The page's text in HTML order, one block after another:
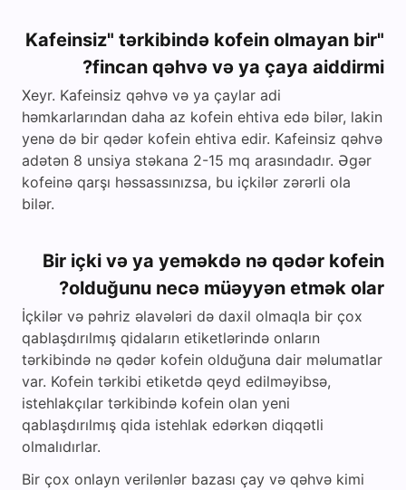
"Kafeinsiz" tərkibində kofein olmayan bir
fincan qəhvə və ya çaya aiddirmi?
Xeyr. Kafeinsiz qəhvə və ya çaylar adi
həmkarlarından daha az kofein ehtiva edə bilər, lakin
yenə də bir qədər kofein ehtiva edir. Kafeinsiz qəhvə
adətən 8 unsiya stəkana 2-15 mq arasındadır. Əgər
kofeinə qarşı həssassınızsa, bu içkilər zərərli ola
bilər.
Bir içki və ya yeməkdə nə qədər kofein
olduğunu necə müəyyən etmək olar?
İçkilər və pəhriz əlavələri də daxil olmaqla bir çox
qablaşdırılmış qidaların etiketlərində onların
tərkibində nə qədər kofein olduğuna dair məlumatlar
var. Kofein tərkibi etiketdə qeyd edilməyibsə,
istehlakçılar tərkibində kofein olan yeni
qablaşdırılmış qida istehlak edərkən diqqətli
olmalıdırlar.
Bir çox onlayn verilənlər bazası çay və qəhvə kimi